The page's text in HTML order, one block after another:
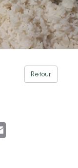
Retour